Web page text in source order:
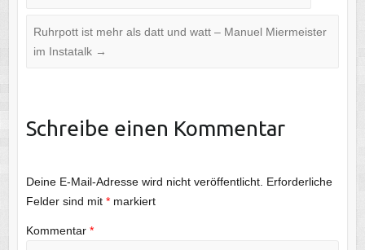
Ruhrpott ist mehr als datt und watt – Manuel Miermeister
im Instatalk →
Schreibe einen Kommentar
Deine E-Mail-Adresse wird nicht veröffentlicht. Erforderliche
Felder sind mit *markiert
Kommentar *